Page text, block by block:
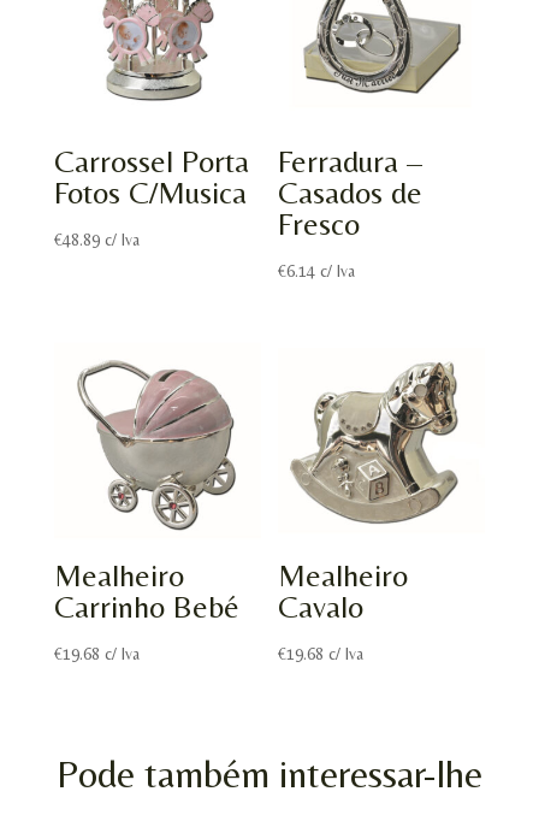
Carrossel Porta
Fotos C/Musica
€48.89 c/ Iva
Ferradura –
Casados de
Fresco
€6.14 c/ Iva
Mealheiro
Carrinho Bebé
€19.68 c/ Iva
Mealheiro
Cavalo
€19.68 c/ Iva
Pode também interessar-lhe